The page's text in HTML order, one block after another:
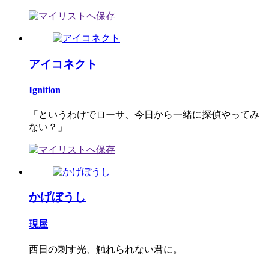
アイコネクト
Ignition
「というわけでローサ、今日から一緒に探偵やってみ
ない？」
かげぼうし
現屋
西日の刺す光、触れられない君に。